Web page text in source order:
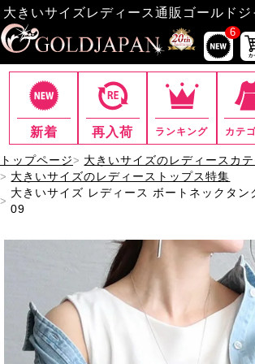
大きいサイズレディース通販ゴールドジ
6
新着 再入荷 ランキング カテ
トップページ
大きいサイズのレディースカ
大きいサイズのレディーストップス特集
大きいサイズ レディース ボートネックタ
09